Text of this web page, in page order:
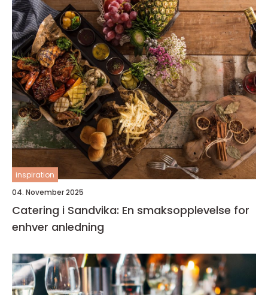
inspiration
04. November 2025
Catering i Sandvika: En smaksopplevelse for
enhver anledning